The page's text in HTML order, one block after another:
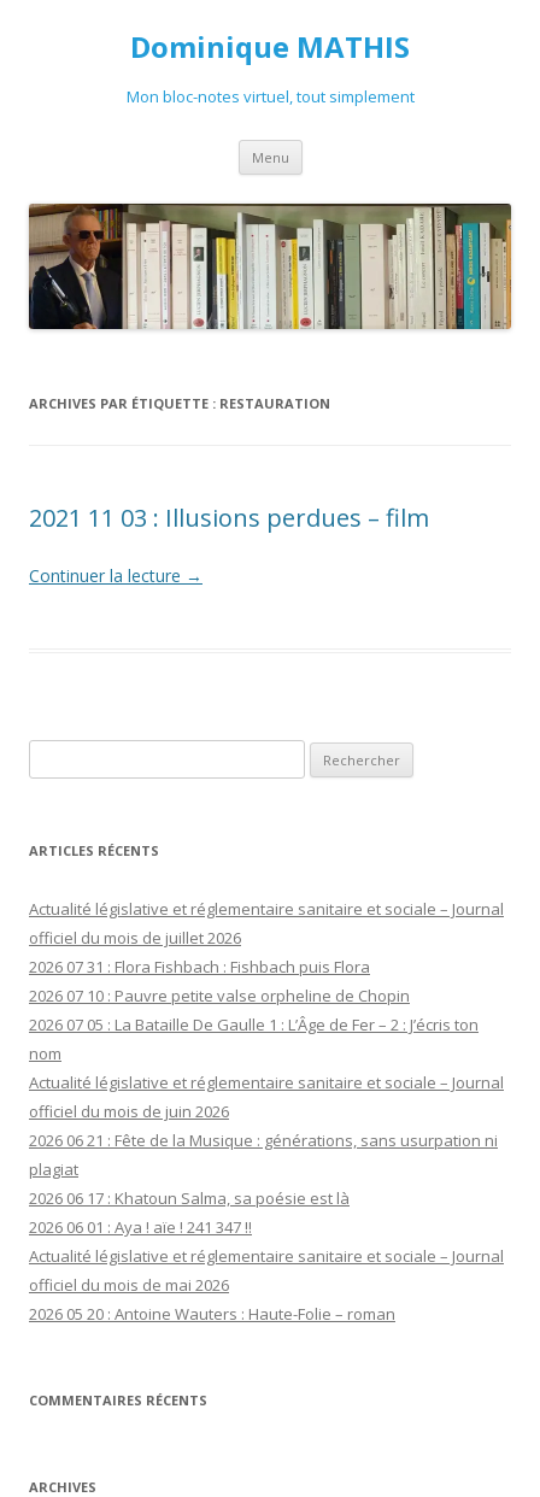
Dominique MATHIS
Mon bloc-notes virtuel, tout simplement
Menu Aller
contenu
ARCHIVES PAR ÉTIQUETTE : RESTAURATION
2021 11 03 : Illusions perdues – film
Continuer la lecture →
ARTICLES RÉCENTS
Actualité législative et réglementaire sanitaire et sociale – Journal
officiel du mois de juillet 2026
2026 07 31 : Flora Fishbach : Fishbach puis Flora
2026 07 10 : Pauvre petite valse orpheline de Chopin
2026 07 05 : La Bataille De Gaulle 1 : L’Âge de Fer – 2 : J’écris ton
nom
Actualité législative et réglementaire sanitaire et sociale – Journal
officiel du mois de juin 2026
2026 06 21 : Fête de la Musique : générations, sans usurpation ni
plagiat
2026 06 17 : Khatoun Salma, sa poésie est là
2026 06 01 : Aya ! aïe ! 241 347 !!
Actualité législative et réglementaire sanitaire et sociale – Journal
officiel du mois de mai 2026
2026 05 20 : Antoine Wauters : Haute-Folie – roman
COMMENTAIRES RÉCENTS
ARCHIVES